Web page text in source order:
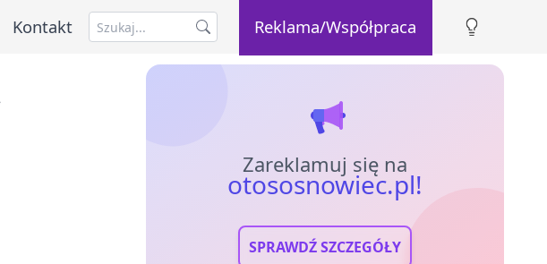
Kontakt Reklama/Współpraca
Zareklamuj się na
otososnowiec.pl!
SPRAWDŹ SZCZEGÓŁY